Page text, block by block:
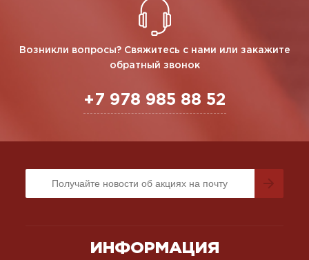
Возникли вопросы? Свяжитесь с нами или закажите
обратный звонок
+7 978 985 88 52
ИНФОРМАЦИЯ